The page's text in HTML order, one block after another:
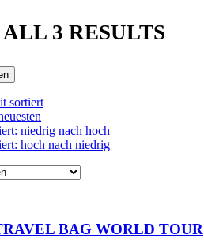
3 RESULTS
sortiert
niedrig nach hoch
hoch nach niedrig
BAG WORLD TOUR